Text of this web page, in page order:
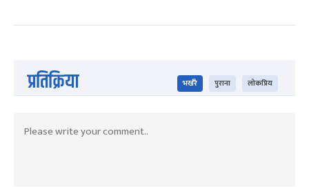
प्रतिक्रिया भर्खरै पुराना लोकप्रिय